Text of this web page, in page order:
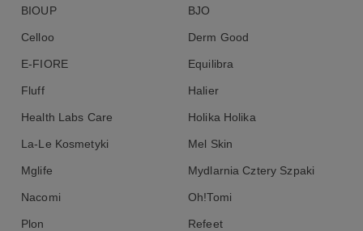
Tripeptide-1, Punica Granatum Fruit Extract, Camellia Sinensis
Acid, Allantoin, Ascorbic Acid, Hyaluronic Acid, Dipotassium
BIOUP BJO
Celloo Derm Good
E-FIORE Equilibra
Fluff Halier
Health Labs Care Holika Holika
La-Le Kosmetyki Mel Skin
Mglife Mydlarnia Cztery Szpaki
Nacomi Oh!Tomi
Plon Refeet